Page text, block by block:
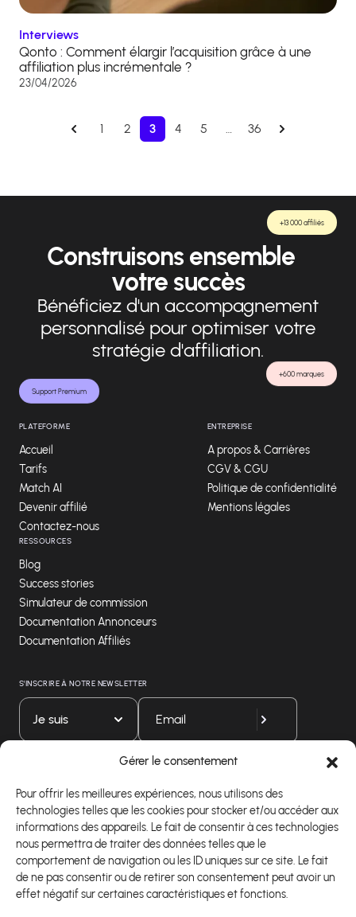
Gérer le consentement
Pour offrir les meilleures expériences, nous utilisons des
technologies telles que les cookies pour stocker et/ou accéder aux
informations des appareils. Le fait de consentir à ces technologies
nous permettra de traiter des données telles que le
comportement de navigation ou les ID uniques sur ce site. Le fait
de ne pas consentir ou de retirer son consentement peut avoir un
effet négatif sur certaines caractéristiques et fonctions.
Interviews
Qonto : Comment élargir l’acquisition grâce à une
affiliation plus incrémentale ?
23/04/2026
1 2 3 4 5 … 36
Support Premium
+600 marques
+13 000 affiliés
Construisons ensemble
votre succès
Bénéficiez d'un accompagnement
personnalisé pour optimiser votre
stratégie d'affiliation.
PLATEFORME
Accueil
Tarifs
Match AI
Devenir affilié
Contactez-nous
ENTREPRISE
A propos & Carrières
CGV & CGU
Politique de confidentialité
Mentions légales
RESSOURCES
Blog
Success stories
Simulateur de commission
Documentation Annonceurs
Documentation Affiliés
S'INSCRIRE À NOTRE NEWSLETTER
Je suis
Téléchargez notre application